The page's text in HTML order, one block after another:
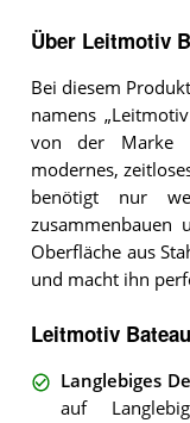
Über Leitmotiv
Bei diesem
namens
von der Marke
modernes,
benötigt nur
zusammenbauen
Oberfläche aus
und macht ihn
Leitmotiv
Langlebiges
auf